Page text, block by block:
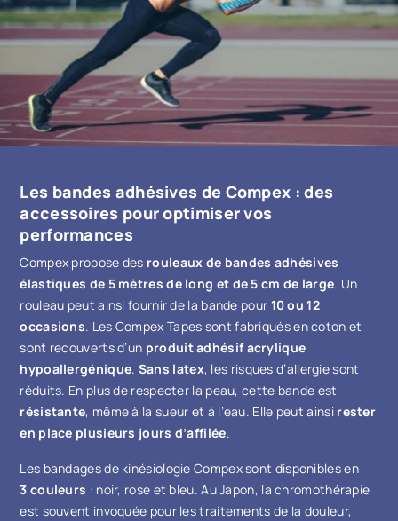
Les bandes adhésives de Compex : des
accessoires pour optimiser vos
performances
Compex propose des rouleaux de bandes adhésives
élastiques de 5 mètres de long et de 5 cm de large. Un
rouleau peut ainsi fournir de la bande pour 10 ou 12
occasions. Les Compex Tapes sont fabriqués en coton et
sont recouverts d’un produit adhésif acrylique
hypoallergénique. Sans latex, les risques d’allergie sont
réduits. En plus de respecter la peau, cette bande est
résistante, même à la sueur et à l’eau. Elle peut ainsi rester
en place plusieurs jours d’affilée.
Les bandages de kinésiologie Compex sont disponibles en
3 couleurs : noir, rose et bleu. Au Japon, la chromothérapie
est souvent invoquée pour les traitements de la douleur,